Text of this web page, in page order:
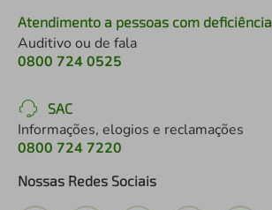
Atendimento a pessoas com deficiência
Auditivo ou de fala
0800 724 0525
SAC
Informações, elogios e reclamações
0800 724 7220
Nossas Redes Sociais